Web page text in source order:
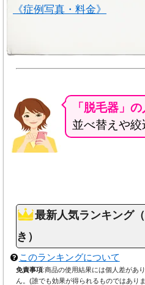
《症例写真・料金》
「脱毛器」
並べ替えや絞
最新人気ランキング
き）
このランキングについて
免責事項:商品の使用結果には個人差があ
ん。(誰でも効果が得られるものではあり